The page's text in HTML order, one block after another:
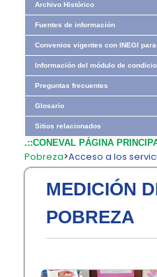
Archivo Histórico
Fuentes de información
Convenios vigentes con INEGI
Información del módulo de
Preguntas frecuentes
Glosario
Sitios relacionados
.::CONEVAL PÁGINA
Pobreza>Acceso a los
MEDICIÓN
POBREZA